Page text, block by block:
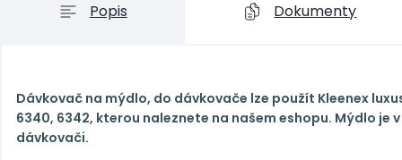
Popis Dokumenty
Dávkovač na mýdlo, do dávkovače lze použít Kleenex
6340, 6342, kterou naleznete na našem eshopu. Mýdlo je
dávkovači.